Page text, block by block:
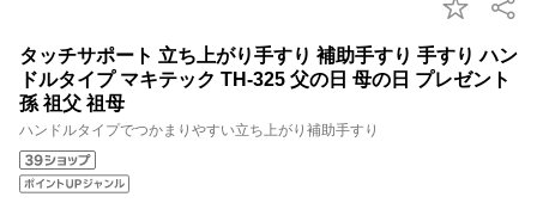
タッチサポート 立ち上がり手すり 補助手すり 手すり ハン
ドルタイプ マキテック TH-325 父の日 母の日 プレゼント
孫 祖父 祖母
ハンドルタイプでつかまりやすい立ち上がり補助手すり